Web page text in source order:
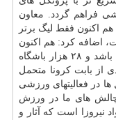
فراهم گردد. معاون
اکنون فقط لیگ برتر
اضافه کرد: هم اکنون
فعالیت سایر رشته های ورزشی تعطیل می باشد و ۲۸ هزار باشگاه
از بابت کرونا متحمل
ها در فعالیتهای ورزشی
چالش های ما در ورزش
نیروزا است که آثار و